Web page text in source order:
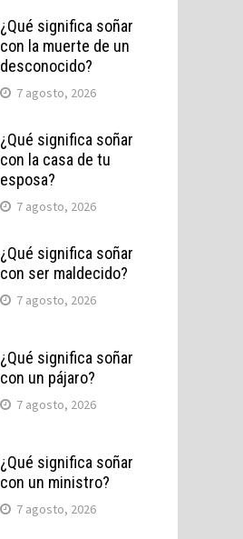
¿Qué significa soñar
con la muerte de un
desconocido?
7 agosto, 2026
¿Qué significa soñar
con la casa de tu
esposa?
7 agosto, 2026
¿Qué significa soñar
con ser maldecido?
7 agosto, 2026
¿Qué significa soñar
con un pájaro?
7 agosto, 2026
¿Qué significa soñar
con un ministro?
7 agosto, 2026